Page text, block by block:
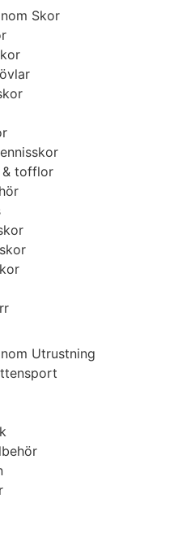
Skor
& tofflor
Utrustning